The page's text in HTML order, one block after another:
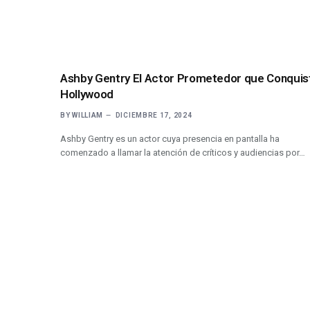
Ashby Gentry El Actor Prometedor que
Hollywood
BY WILLIAM DICIEMBRE 17, 2024
Ashby Gentry es un actor cuya presencia en pantalla ha
comenzado a llamar la atención de críticos y audiencias por…